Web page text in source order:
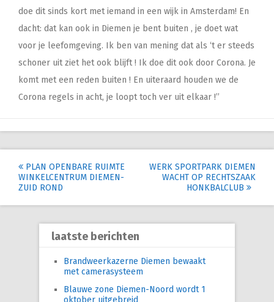
doe dit sinds kort met iemand in een wijk in Amsterdam! En
dacht: dat kan ook in Diemen je bent buiten , je doet wat
voor je leefomgeving. Ik ben van mening dat als ‘t er steeds
schoner uit ziet het ook blijft ! Ik doe dit ook door Corona. Je
komt met een reden buiten ! En uiteraard houden we de
Corona regels in acht, je loopt toch ver uit elkaar !’’
Post
navigation
PLAN OPENBARE RUIMTE
WINKELCENTRUM DIEMEN-
ZUID ROND
WERK SPORTPARK DIEMEN
WACHT OP RECHTSZAAK
HONKBALCLUB
laatste berichten
Brandweerkazerne Diemen bewaakt
met camerasysteem
Blauwe zone Diemen-Noord wordt 1
oktober uitgebreid